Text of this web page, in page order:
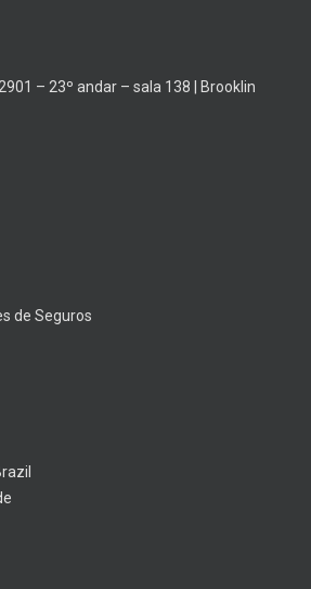
– 23º andar – sala 138 | Brooklin
de Seguros